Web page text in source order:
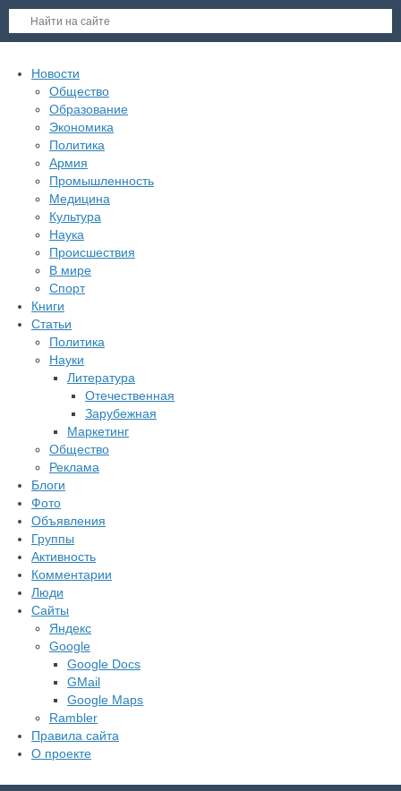
Новости
Общество
Образование
Экономика
Политика
Армия
Промышленность
Медицина
Культура
Наука
Происшествия
В мире
Спорт
Книги
Статьи
Политика
Науки
Литература
Отечественная
Зарубежная
Маркетинг
Общество
Реклама
Блоги
Фото
Объявления
Группы
Активность
Комментарии
Люди
Сайты
Яндекс
Google
Google Docs
GMail
Google Maps
Rambler
Правила сайта
О проекте